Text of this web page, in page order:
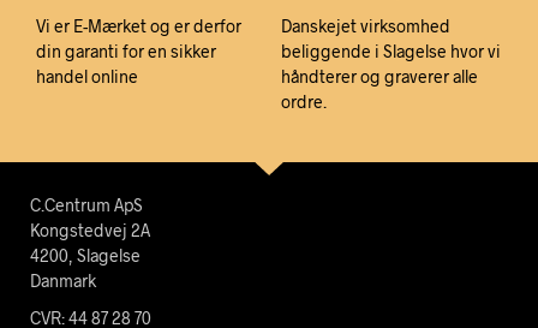
Vi er E-Mærket og er derfor
din garanti for en sikker
handel online
Danskejet virksomhed
beliggende i Slagelse hvor vi
håndterer og graverer alle
ordre.
C.Centrum ApS
Kongstedvej 2A
4200, Slagelse
Danmark
CVR: 44 87 28 70